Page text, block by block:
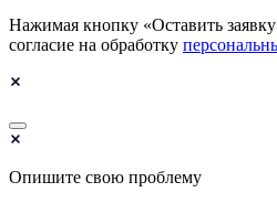
Нажимая кнопку «Оставить
согласие на обработку
Опишите свою проблему